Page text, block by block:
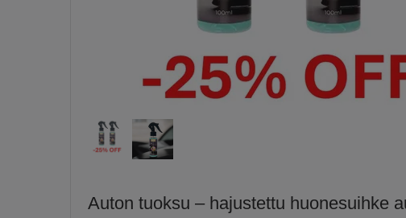
Auton tuoksu – hajustettu huonesuihke